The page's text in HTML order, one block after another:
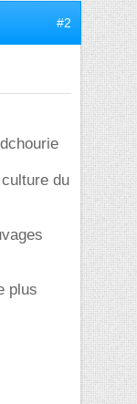
#2
du
plus